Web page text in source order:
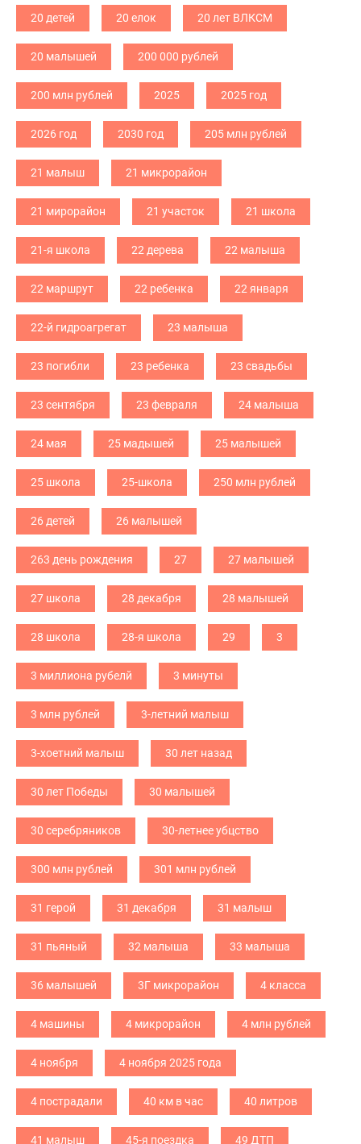
20 детей 20 елок 20 лет ВЛКСМ
20 малышей 200 000 рублей
200 млн рублей 2025 2025 год
2026 год 2030 год 205 млн рублей
21 малыш 21 микрорайон
21 мирорайон 21 участок 21 школа
21-я школа 22 дерева 22 малыша
22 маршрут 22 ребенка 22 января
22-й гидроагрегат 23 малыша
23 погибли 23 ребенка 23 свадьбы
23 сентября 23 февраля 24 малыша
24 мая 25 мадышей 25 малышей
25 школа 25-школа 250 млн рублей
26 детей 26 малышей
263 день рождения 27 27 малышей
27 школа 28 декабря 28 малышей
28 школа 28-я школа 29 3
3 миллиона рубелй 3 минуты
3 млн рублей 3-летний малыш
3-хоетний малыш 30 лет назад
30 лет Победы 30 малышей
30 серебряников 30-летнее убцство
300 млн рублей 301 млн рублей
31 герой 31 декабря 31 малыш
31 пьяный 32 малыша 33 малыша
36 малышей 3Г микрорайон 4 класса
4 машины 4 микрорайон 4 млн рублей
4 ноября 4 ноября 2025 года
4 пострадали 40 км в час 40 литров
41 малыш 45-я поездка 49 ДТП